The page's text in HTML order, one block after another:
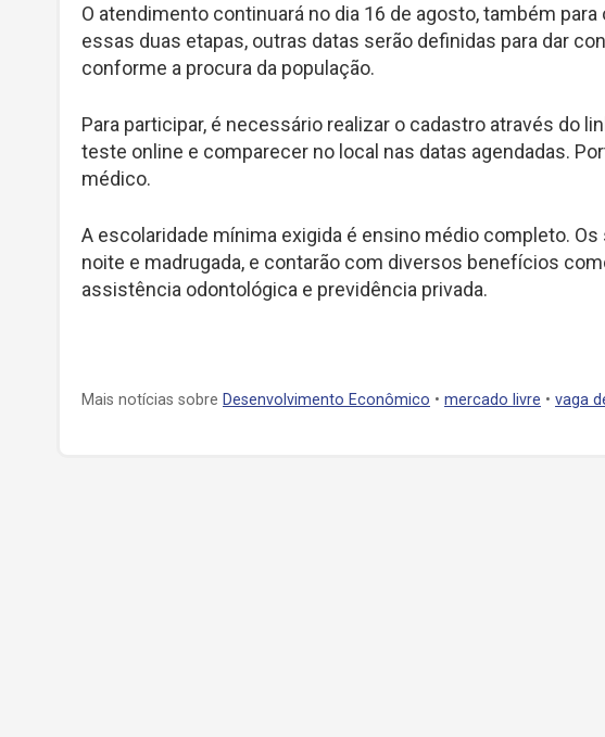
O atendimento continuará no dia 16 de agosto, também
essas duas etapas, outras datas serão definidas para dar
conforme a procura da população.
Para participar, é necessário realizar o cadastro através do
teste online e comparecer no local nas datas agendadas.
médico.
A escolaridade mínima exigida é ensino médio completo.
noite e madrugada, e contarão com diversos benefícios
assistência odontológica e previdência privada.
Mais notícias sobre Desenvolvimento Econômico • mercado livre • vaga